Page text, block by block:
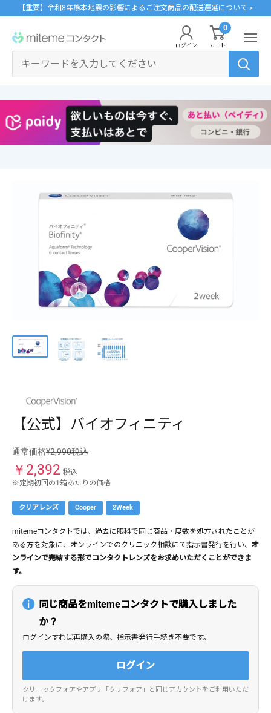
キ
ッ
【重要】令和8年熊本地震の影響によるご注文商品の配送遅延について >
miteme
contact
ログイン
0
カート
ログイン・新規会員登録はこちら
クリニックフォアやアプリ「クリフォア」と同じアカウントをご利用いただけま
レンズタイプから探す
乱視用
カラコン
遠近両用
ケア用品
メーカーから探す
メーカーから探す
ジョンソン・エンド・ジョンソン
クーパービジョン
シード
ボシュロム
PIA
よくあるご質問
【公式】バイオフィニティ
通常価格¥2,990税込
￥ 2,392 税込
※定期初回の1箱あたりの価格
クリアレンズ Cooper 2Week
mitemeコンタクトでは、過去に眼科で同じ商品・度数を処方されたことが
ある方を対象に、オンラインでのクリニック相談にて指示書発行を行い、 オ
ンラインで完結する形でコンタクトレンズをお求めいただくことができま
す。
同じ商品をmitemeコンタクトで購入しました
か？
ログインすれば再購入の際、指示書発行手続き不要です。
ログイン
クリニックフォアやアプリ「クリフォア」と同じアカウントをご利用いただ
けます。